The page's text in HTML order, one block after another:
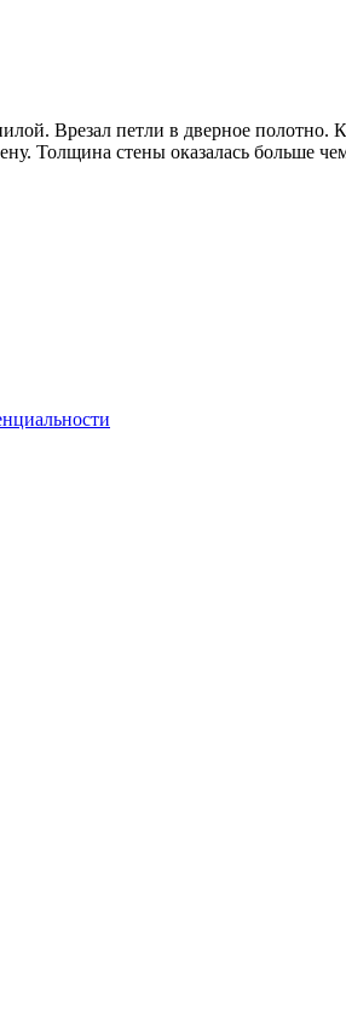
Врезал петли в дверное
Толщина стены оказалась больше